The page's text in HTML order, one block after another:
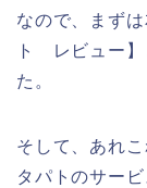
なので、まず
ト レビュー】
た。
そして、あれ
タパトのサー